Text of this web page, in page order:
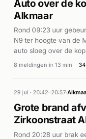
Auto over de
Alkmaar
Rond 09:23 uur
N9 ter hoogte van de
auto sloeg over de
brandweer en
nieuwsbronnen liep
opgenomen. De weg
afgesloten voor het
veroorzaakte enige
8 meldingen in 13 min ·
29 jul · 20:42–20:57·
Grote brand
Zirkoonstraat
Rond 20:28 uur brak